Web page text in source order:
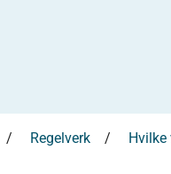
Regelverk Hvilke